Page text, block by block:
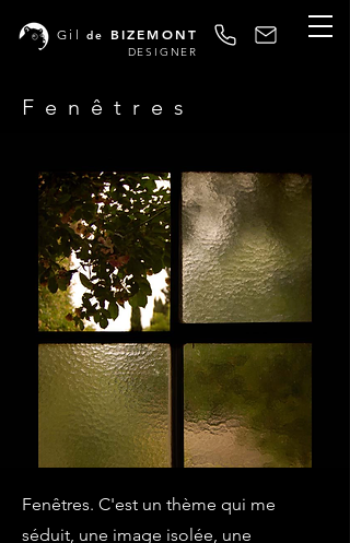
Gil de BIZEMONT
DESIGNER
Fenêtres
Fenêtres. C'est un thème qui me
séduit, une image isolée, une